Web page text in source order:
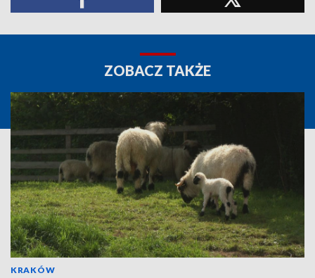
ZOBACZ TAKŻE
KRAKÓW